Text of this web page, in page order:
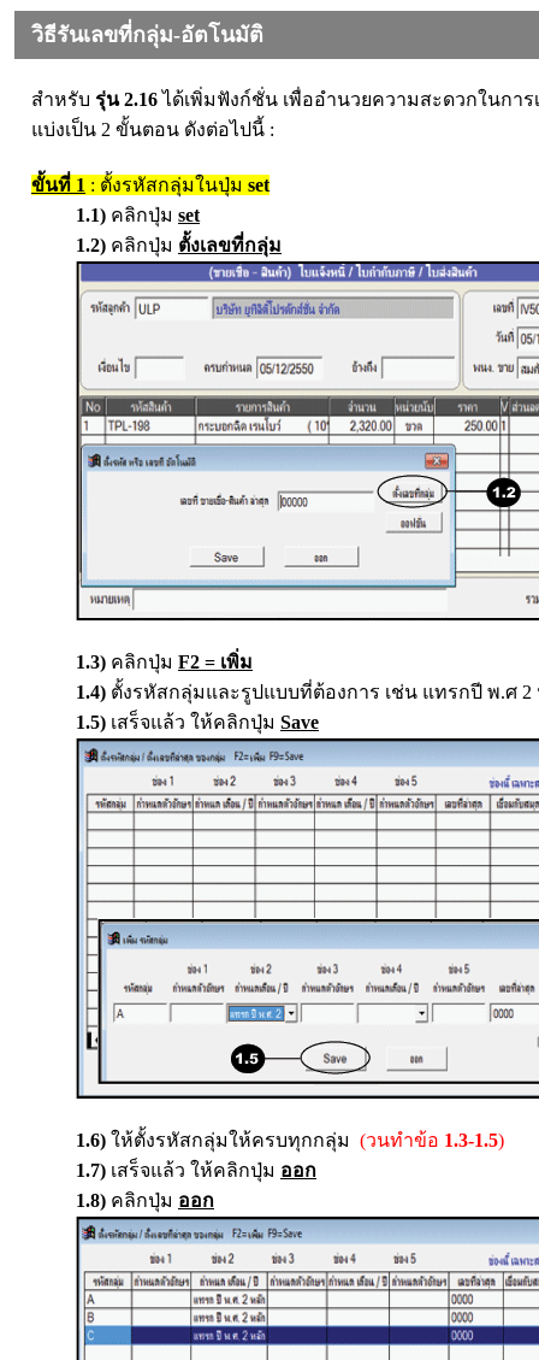
วิธีรันเลขที่กลุ่ม-อัตโนมัติ
สำหรับ รุ่น 2.16ได้เพิ่มฟังก์ชั่น เพื่ออำนวยความสะดวกในกา
แบ่งเป็น 2 ขั้นตอน ดังต่อไปนี้ :
ขั้นที่ 1 : ตั้งรหัสกลุ่มในปุ่ม set
1.1) คลิกปุ่ม set
1.2) คลิกปุ่ม ตั้งเลขที่กลุ่ม
1.3) คลิกปุ่ม F2 = เพิ่ม
1.4) ตั้งรหัสกลุ่มและรูปแบบที่ต้องการ เช่น แทรกปี พ.ศ 2
1.5) เสร็จแล้ว ให้คลิกปุ่ม Save
1.6) ให้ตั้งรหัสกลุ่มให้ครบทุกกลุ่ม (วนทำข้อ 1.3-1.5)
1.7) เสร็จแล้ว ให้คลิกปุ่ม ออก
1.8) คลิกปุ่ม ออก